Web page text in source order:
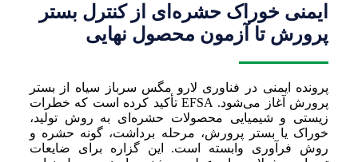
ایمنی خوراک حشره‌ای از کنترل بستر
پرورش تا آزمون محصول نهایی
پرونده ایمنی در فناوری لارو مگس سرباز سیاه از بستر
پرورش آغاز می‌شود. EFSA تأکید کرده است که خطرات
زیستی و شیمیایی محصولات حشره‌ای به روش تولید،
خوراک یا بستر پرورش، مرحله برداشت، گونه حشره و
روش فرآوری وابسته است. این گزاره برای ضایعات